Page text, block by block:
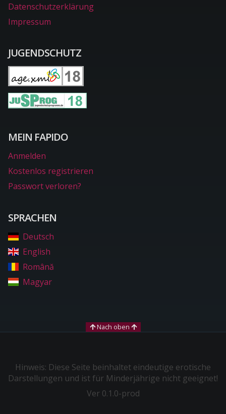
Datenschutzerklärung
Impressum
JUGENDSCHUTZ
MEIN FAPIDO
Anmelden
Kostenlos registrieren
Passwort verloren?
SPRACHEN
Deutsch
English
Română
Magyar
Nach oben
Hinweis: Diese Seite beinhaltet eindeutige erotische
Darstellungen und ist für Minderjährige nicht geeignet!
Ver 0.1.0-prod